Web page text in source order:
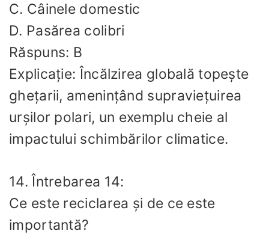
C. Câinele domestic
D. Pasărea colibri
Răspuns: B
Explicație: Încălzirea globală topește
ghețarii, amenințând supraviețuirea
urșilor polari, un exemplu cheie al
impactului schimbărilor climatice.
14. Întrebarea 14:
Ce este reciclarea și de ce este
importantă?